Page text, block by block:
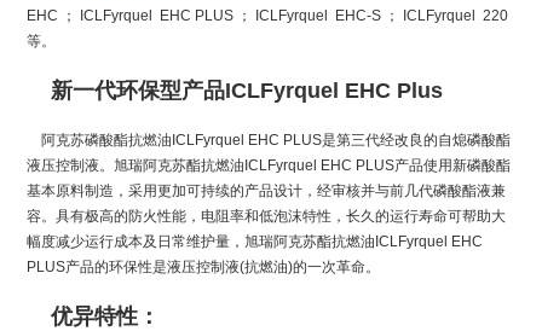
EHC ； ICLFyrquel EHC PLUS ； ICLFyrquel EHC-S ； ICLFyrquel 220
等。
新一代环保型产品ICLFyrquel EHC Plus
阿克苏磷酸酯抗燃油ICLFyrquel EHC PLUS是第三代经改良的自熄磷酸酯
液压控制液。旭瑞阿克苏酯抗燃油ICLFyrquel EHC PLUS产品使用新磷酸酯
基本原料制造，采用更加可持续的产品设计，经审核并与前几代磷酸酯液兼
容。具有极高的防火性能，电阻率和低泡沫特性，长久的运行寿命可帮助大
幅度减少运行成本及日常维护量，旭瑞阿克苏酯抗燃油ICLFyrquel EHC
PLUS产品的环保性是液压控制液(抗燃油)的一次革命。
优异特性：